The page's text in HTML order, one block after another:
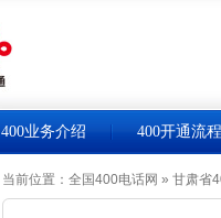
400业务介绍 400开通流程
当前位置： 全国400电话网 » 甘肃省